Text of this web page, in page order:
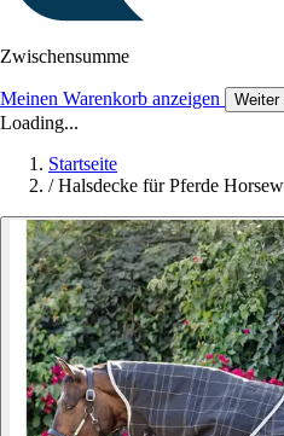
Zwischensumme
Meinen Warenkorb anzeigen Weiter
Loading...
Startseite
/ Halsdecke für Pferde